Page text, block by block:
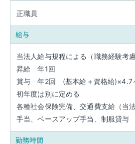
正職員
給与
当法人給与規程による（職務経験考慮
昇給 年1回
賞与 年2回 (基本給＋資格給)×4.7
初年度は別に定める
各種社会保険完備、交通費支給（当
手当、ベースアップ手当、制服貸
勤務時間